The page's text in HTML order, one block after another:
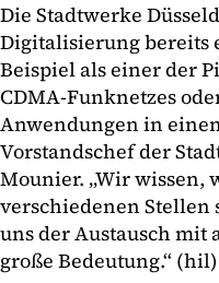
Die Stadtwerke
Digitalisierung bereits
Beispiel als einer der
CDMA-Funknetzes
Anwendungen in
Vorstandschef der
Mounier. „Wir wissen,
verschiedenen Stellen
uns der Austausch mit
große Bedeutung.“ (hil)